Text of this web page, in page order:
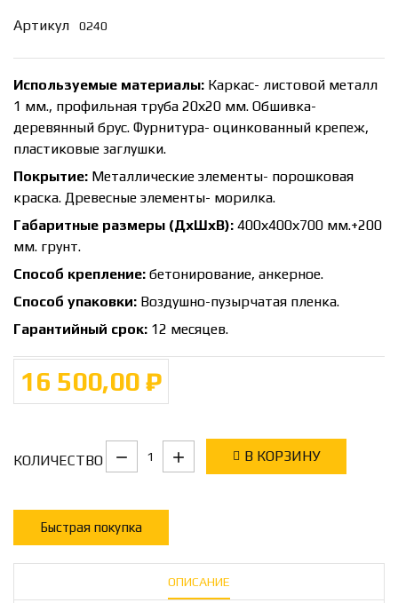
Артикул 0240
Используемые материалы: Каркас- листовой металл
1 мм., профильная труба 20х20 мм. Обшивка-
деревянный брус. Фурнитура- оцинкованный крепеж,
пластиковые заглушки.
Покрытие: Металлические элементы- порошковая
краска. Древесные элементы- морилка.
Габаритные размеры (ДхШхВ): 400х400х700 мм.+200
мм. грунт.
Способ крепление: бетонирование, анкерное.
Способ упаковки: Воздушно-пузырчатая пленка.
Гарантийный срок: 12 месяцев.
16 500,00 ₽
КОЛИЧЕСТВО В КОРЗИНУ
Быстрая покупка
ОПИСАНИЕ